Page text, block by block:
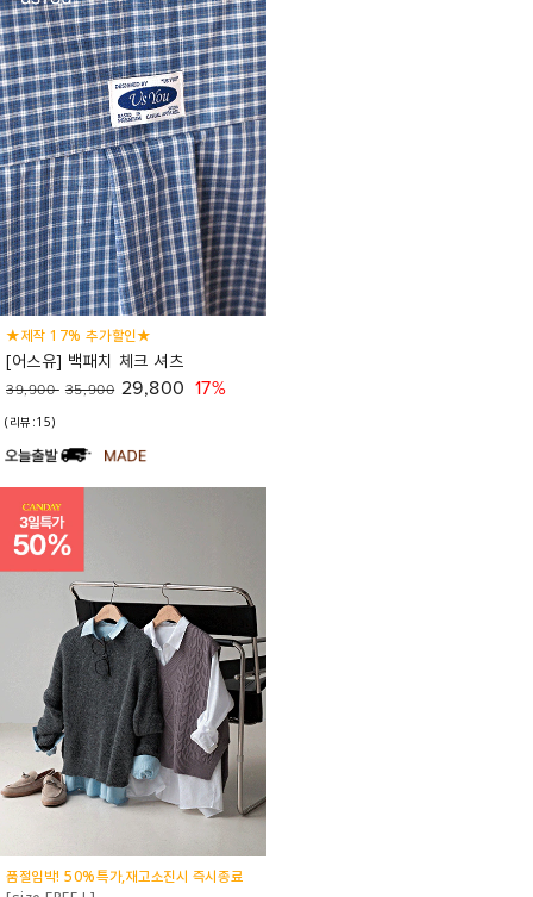
★제작 17% 추가할인★
[어스유] 백패치 체크 셔츠
39,900 35,900 29,800 17%
(리뷰:15)
품절임박! 50%특가,재고소진시 즉시종료